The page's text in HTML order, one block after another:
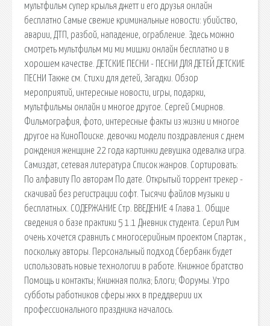
мультфильм супер крылья джетт и его друзья онлайн
бесплатно Самые свежие криминальные новости: убийство,
аварии, ДТП, разбой, нападение, ограбление. Здесь можно
смотреть мультфильм ми ми мишки онлайн бесплатно и в
хорошем качестве. ДЕТСКИЕ ПЕСНИ - ПЕСНИ ДЛЯ ДЕТЕЙ ДЕТСКИЕ
ПЕСНИ Также см. Стихи для детей, Загадки. Обзор
мероприятий, интересные новости, игры, подарки,
мультфильмы онлайн и многое другое. Сергей Смирнов.
Фильмография, фото, интересные факты из жизни и многое
другое на КиноПоиске. девочки модели поздравления с днем
рождения женщине 22 года картинки девушка одевалка игра.
Самиздат, сетевая литература Список жанров. Сортировать:
По алфавиту По авторам По дате. Открытый торрент трекер -
скачивай без регистрации софт. Тысячи файлов музыки и
бесплатных. СОДЕРЖАНИЕ Стр. ВВЕДЕНИЕ 4 Глава 1. Общие
сведения о базе практики 5 1.1 Дневник студента. Серил Рим
очень хочется сравнить с многосерийным проектом Спартак ,
поскольку авторы. Персональный подход Сбербанк будет
использовать новые технологии в работе. Книжное братство
Помощь и контакты; Книжная полка; Блоги; Форумы. Утро
субботы работников сферы жкх в преддверии их
профессионального праздника началось.